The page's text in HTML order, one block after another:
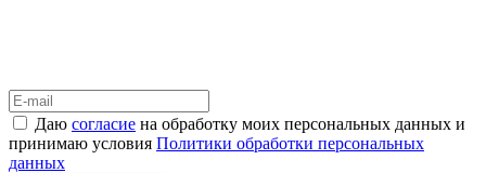
Даю согласие на обработку моих персональных данных и
принимаю условия Политики обработки персональных
данных